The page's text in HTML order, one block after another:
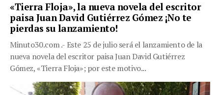
«Tierra Floja», la nueva novela del escritor
paisa Juan David Gutiérrez Gómez ¡No te
pierdas su lanzamiento!
Minuto30.com .- Este 25 de julio será el lanzamiento de la
nueva novela del escritor paisa Juan David Gutiérrez
Gómez, «Tierra Floja»; por este motivo...